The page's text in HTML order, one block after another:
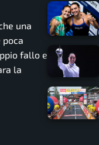
una
poca
fallo e
la